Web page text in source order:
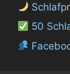
50